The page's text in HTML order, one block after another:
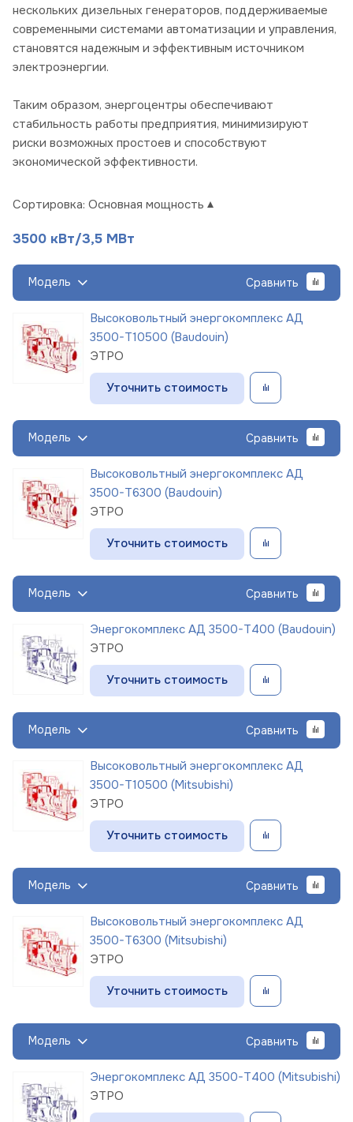
нескольких дизельных генераторов, поддерживаемые
современными системами автоматизации и управления,
становятся надежным и эффективным источником
электроэнергии.
Таким образом, энергоцентры обеспечивают
стабильность работы предприятия, минимизируют
риски возможных простоев и способствуют
экономической эффективности.
Сортировка: Основная мощность
3500 кВт/3,5 МВт
Модель Сравнить
Высоковольтный энергокомплекс АД
3500-Т10500 (Baudouin)
ЭТРО
Уточнить стоимость
Модель Сравнить
Высоковольтный энергокомплекс АД
3500-Т6300 (Baudouin)
ЭТРО
Уточнить стоимость
Модель Сравнить
Энергокомплекс АД 3500-Т400 (Baudouin)
ЭТРО
Уточнить стоимость
Модель Сравнить
Высоковольтный энергокомплекс АД
3500-Т10500 (Mitsubishi)
ЭТРО
Уточнить стоимость
Модель Сравнить
Высоковольтный энергокомплекс АД
3500-Т6300 (Mitsubishi)
ЭТРО
Уточнить стоимость
Модель Сравнить
Энергокомплекс АД 3500-Т400 (Mitsubishi)
ЭТРО